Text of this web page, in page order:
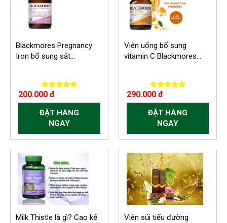
Blackmores Pregnancy
Iron bổ sung sắt...
200.000 đ
ĐẶT HÀNG
NGAY
Viên uống bổ sung
vitamin C Blackmores...
290.000 đ
ĐẶT HÀNG
NGAY
Milk Thistle là gì? Cao kế
Viên sủi tiểu đường